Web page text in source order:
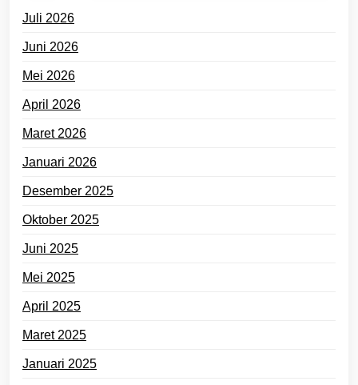
Juli 2026
Juni 2026
Mei 2026
April 2026
Maret 2026
Januari 2026
Desember 2025
Oktober 2025
Juni 2025
Mei 2025
April 2025
Maret 2025
Januari 2025